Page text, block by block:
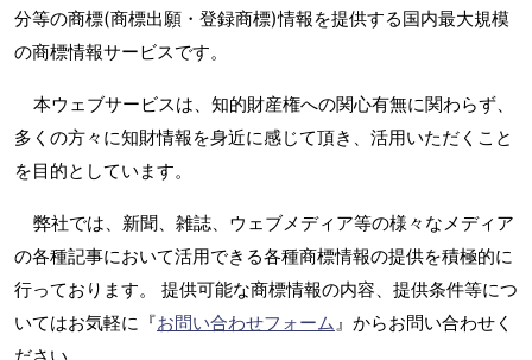
分等の商標(商標出願・登録商標)情報を提供する国内最大規模
の商標情報サービスです。
本ウェブサービスは、知的財産権への関心有無に関わらず、
多くの方々に知財情報を身近に感じて頂き、活用いただくこと
を目的としています。
弊社では、新聞、雑誌、ウェブメディア等の様々なメディア
の各種記事において活用できる各種商標情報の提供を積極的に
行っております。 提供可能な商標情報の内容、提供条件等につ
いてはお気軽に『お問い合わせフォーム』からお問い合わせく